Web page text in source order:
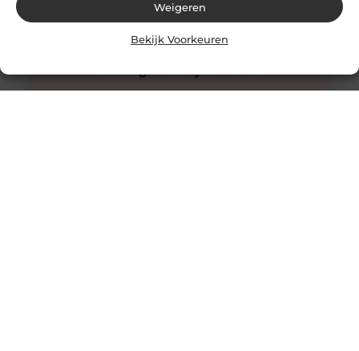
Weigeren
Bekijk Voorkeuren